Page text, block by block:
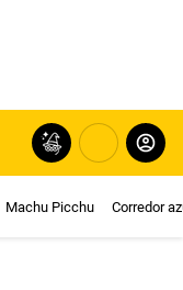
Machu Picchu Corredor